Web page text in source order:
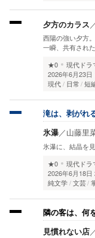
夕方のカラス
西陽の強い夕方
一瞬、共有された
★0
現代ドラ
2026年6月23日
現代
日常 短
滝は、剥がれる
氷瀑／山藤里
氷瀑に、結晶を見
★0
現代ドラ
2026年6月18日
純文学 文芸
隣の客は、何
見慣れない店